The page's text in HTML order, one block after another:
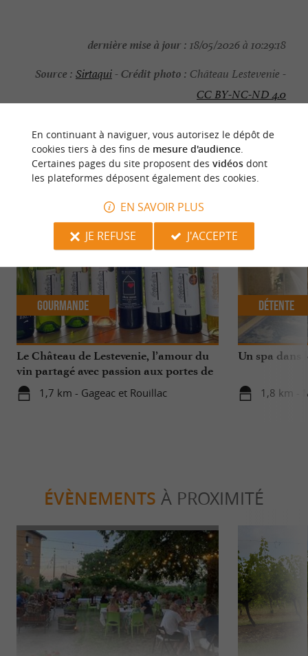
dernière mise à jour : 18/05/2026 à 10:29:18
Source : Sirtaqui-Crédit photo : Château Lestevenie -
CC BY-NC-ND 4.0
NOUS AVONS TESTÉPOUR VOUS
Le Château de Lestevenie, l’amour du
vin partagé avec passion aux portes de
Bergerac
1,7 km - Gageac et Rouillac
Gourmande
Un spa dans
1,8 km -
Détente
ÉVÈNEMENTS À PROXIMITÉ
En continuant à naviguer, vous autorisez le dépôt de
cookies tiers à des fins de mesure d'audience.
Certaines pages du site proposent des vidéosdont
les plateformes déposent également des cookies.
EN SAVOIR PLUS
JE REFUSE
J'ACCEPTE